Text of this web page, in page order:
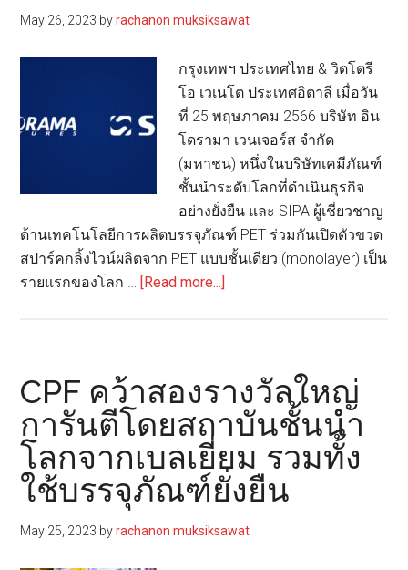
เกจ
จิ้ง
รีไซเคิล
May 26, 2023 byrachanon muksiksawat
กรุงเทพฯ ประเทศไทย & วิตโตรี
โอ เวเนโต ประเทศอิตาลี เมื่อวัน
ที่ 25 พฤษภาคม 2566 บริษัท อิน
โดรามา เวนเจอร์ส จำกัด
(มหาชน) หนึ่งในบริษัทเคมีภัณฑ์
ชั้นนำระดับโลกที่ดำเนินธุรกิจ
อย่างยั่งยืน และ SIPA ผู้เชี่ยวชาญ
ด้านเทคโนโลยีการผลิตบรรจุภัณฑ์ PET ร่วมกันเปิดตัวขวด
สปาร์คกลิ้งไวน์ผลิตจาก PET แบบชั้นเดียว (monolayer) เป็น
รายแรกของโลก …
[Read more...]
ตัว
ขวด
ไวน์
ส
ปาร์ค
CPF คว้าสองรางวัลใหญ่
การันตีโดยสถาบันชั้นนำ
โลกจากเบลเยี่ยม รวมทั้ง
ใช้บรรจุภัณฑ์ยั่งยืน
May 25, 2023 byrachanon muksiksawat